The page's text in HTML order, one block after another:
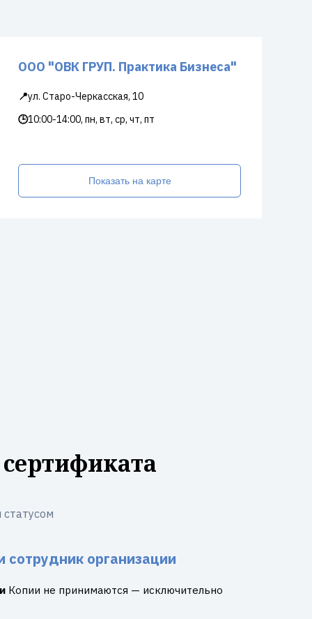
ООО "ОВК ГРУП. Практика Бизнеса"
📍ул. Старо-Черкасская, 10
🕒10:00-14:00, пн, вт, ср, чт, пт
Показать на карте
организации
Копии не принимаются — исключительно